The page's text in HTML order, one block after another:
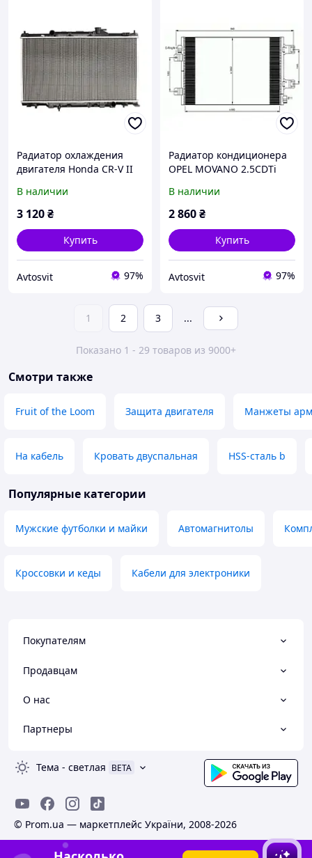
Радиатор охлаждения
двигателя Honda CR-V II
В наличии
3 120₴
Купить
Avtosvit 97%
Радиатор кондиционера
OPEL MOVANO 2.5CDTi
В наличии
2 860₴
Купить
Avtosvit 97%
1 2 3 ...
Показано 1 - 29 товаров из 9000+
Смотри также
Fruit of the Loom Защита двигателя Манжеты
На кабель Кровать двуспальная HSS-сталь b
Популярные категории
Мужские футболки и майки Автомагнитолы
Кроссовки и кеды Кабели для электроники
Покупателям
Продавцам
О нас
Партнеры
Тема - светлая BETA
© Prom.ua — маркетплейс України, 2008-2026